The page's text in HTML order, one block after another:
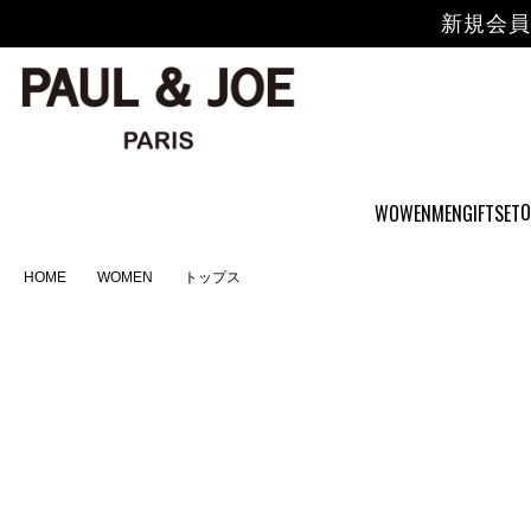
WOWENMENGIFTSET
新規会
HOME WOMEN トップス